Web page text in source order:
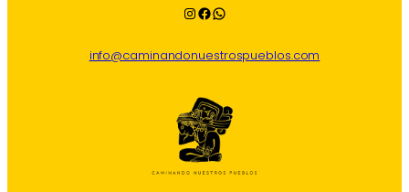
InstagramFacebook WhatsApp
info@caminandonuestrospueblos.com